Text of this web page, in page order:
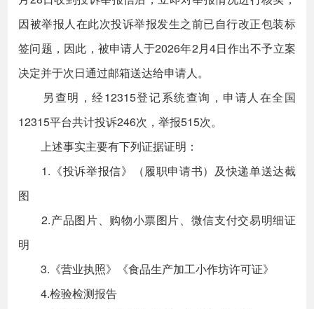
因被举报人在此次投诉举报发生之前已自行改正包装标
签问题，因此，被申请人于2026年2月4日作出不予立案
决定并于次日通过邮箱送达给申请人。
另查明，经12315登记系统查询，申请人在全国
12315平台共计投诉246次，举报515次。
上述事实主要有下列证据证明：
1.《投诉举报信》（履职申请书）及快递单送达截
图
2.产品图片、购物小票图片、微信支付交易明细证
明
3.《营业执照》《食品生产加工小作坊许可证》
4.检验检测报告